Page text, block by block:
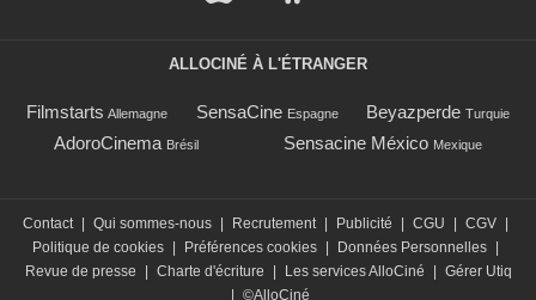
ALLOCINÉ À L'ÉTRANGER
Filmstarts Allemagne SensaCine Espagne Beyazperde Turquie
AdoroCinema Brésil Sensacine México Mexique
Contact Qui sommes-nous Recrutement Publicité CGU CGV
Politique de cookies
Préférences cookies Données Personnelles
Revue de presse
Charte d'écriture Les services AlloCiné
Gérer Utiq
©AlloCiné